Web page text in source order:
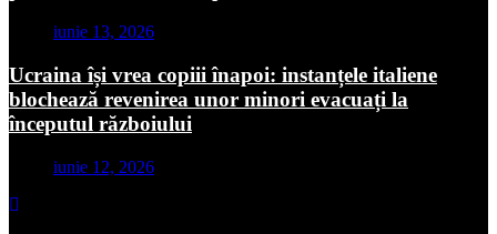
iunie 13, 2026
Ucraina își vrea copiii înapoi: instanțele italiene
blochează revenirea unor minori evacuați la
începutul războiului
iunie 12, 2026